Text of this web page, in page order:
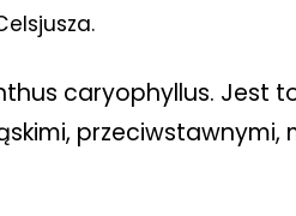
caryophyllus. Jest